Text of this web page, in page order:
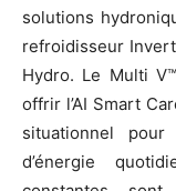
solutions
refroidisseur
Hydro. Le Multi
offrir l’AI Smart
situationnel
d’énergie